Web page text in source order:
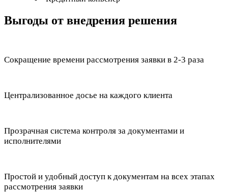
Выгоды от внедрения решения
Сокращение времени рассмотрения заявки в 2-3 раза
Централизованное досье на каждого клиента
Прозрачная система контроля за документами и
исполнителями
Простой и удобный доступ к документам на всех этапах
рассмотрения заявки